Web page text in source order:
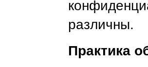
различны.
Практика